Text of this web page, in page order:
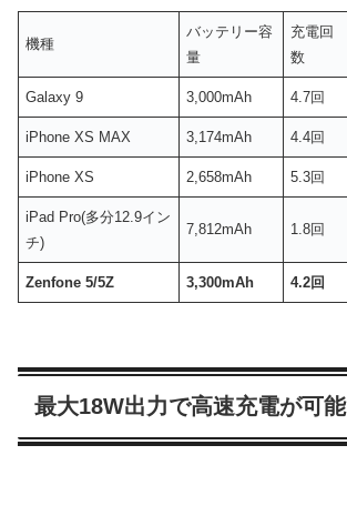
機種
バッテリー容
量
充電回
数
Galaxy 9 3,000mAh 4.7回
iPhone XS MAX 3,174mAh 4.4回
iPhone XS 2,658mAh 5.3回
iPad Pro(多分12.9イン
チ)
7,812mAh 1.8回
Zenfone 5/5Z 3,300mAh 4.2回
最大18W出力で高速充電が可能